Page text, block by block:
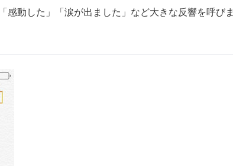
感動した」「涙が出ました」など大きな反響を呼びま